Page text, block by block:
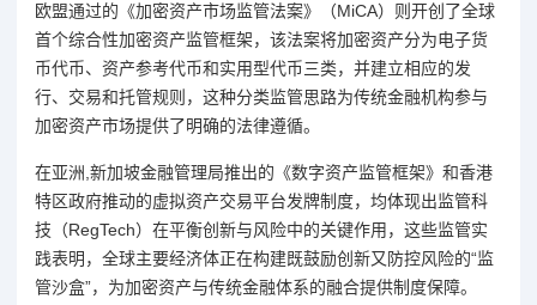
欧盟通过的《加密资产市场监管法案》（MiCA）则开创了全球
首个综合性加密资产监管框架，该法案将加密资产分为电子货
币代币、资产参考代币和实用型代币三类，并建立相应的发
行、交易和托管规则，这种分类监管思路为传统金融机构参与
加密资产市场提供了明确的法律遵循。
在亚洲,新加坡金融管理局推出的《数字资产监管框架》和香港
特区政府推动的虚拟资产交易平台发牌制度，均体现出监管科
技（RegTech）在平衡创新与风险中的关键作用，这些监管实
践表明，全球主要经济体正在构建既鼓励创新又防控风险的“监
管沙盒”，为加密资产与传统金融体系的融合提供制度保障。